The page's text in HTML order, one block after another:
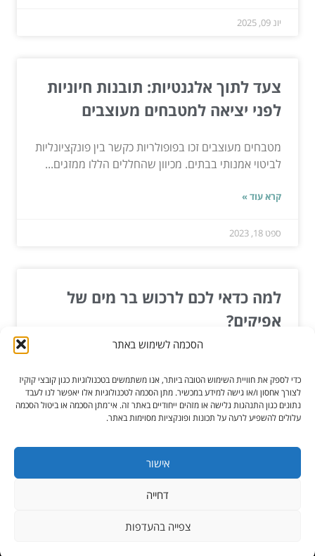
הסכמה לשימוש באתר
כדי לספק את חוויית השימוש הטובה ביותר, אנו משתמשים בטכנולוגיות כגון קובצי קוקיז
לצורך אחסון ו/או גישה למידע במכשיר. מתן הסכמה לטכנולוגיות אלו יאפשר לנו לעבד
נתונים כגון התנהגות גלישה או מזהים ייחודיים באתר זה. אי־מתן הסכמה או ביטול הסכמה
עלולים להשפיע לרעה על תכונות ופונקציות מסוימות באתר.
אישור
דחייה
צפייה בהעדפות
יונ 09, 2025
צעד לתוך אלגנטיות: תובנות חיוניות
לפני יציאה למטבחים מעוצבים
מטבחים מעוצבים זכו בפופולריות כקשר בין פונקציונליות
לביטוי אמנותי בבתים. מכיוון שהחללים הללו ממזגים...
קרא עוד »
ספט 18, 2023
למה כדאי לכם לרכוש בר מים של
אפיקים?
החברה הוקמה על ידי שני חברים, שרצו ליצור מקום שבו
אנשים...
קרא עוד »
כל הזכויות שמורות ל-הגורו מקלקן